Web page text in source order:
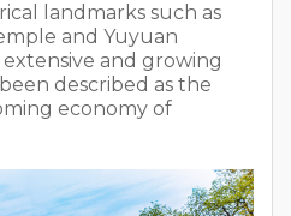
landmarks such as
and Yuyuan
and growing
described as the
economy of